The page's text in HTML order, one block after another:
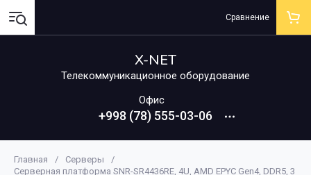
X-NET
Телекоммуникационное оборудование
Офис
+998 (78) 555-03-06
Сравнение
Главная / Серверы
/
Серверная платформа SNR-SR4436RE, 4U, AMD EPYC Gen4, DDR5, 3